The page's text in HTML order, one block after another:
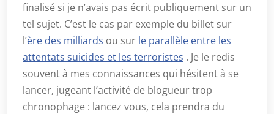
finalisé si je n’avais pas écrit publiquement sur un
tel sujet. C’est le cas par exemple du billet sur
l’ère des milliards ou sur le parallèle entre les
attentats suicides et les terroristes . Je le redis
souvent à mes connaissances qui hésitent à se
lancer, jugeant l’activité de blogueur trop
chronophage : lancez vous, cela prendra du